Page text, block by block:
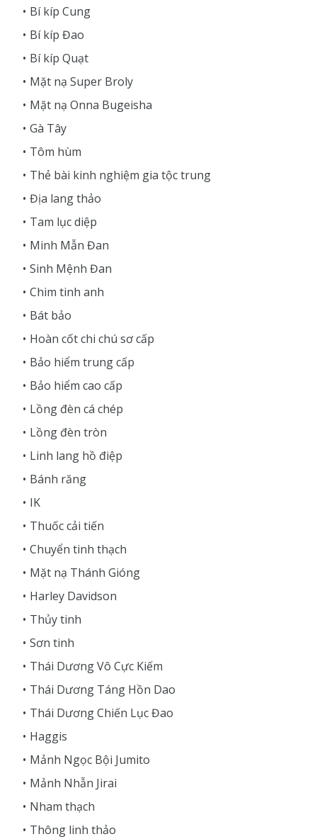
Bí kíp Cung
Bí kíp Đao
Bí kíp Quạt
Mặt nạ Super Broly
Mặt nạ Onna Bugeisha
Gà Tây
Tôm hùm
Thẻ bài kinh nghiệm gia tộc trung
Địa lang thảo
Tam lục diệp
Minh Mẫn Đan
Sinh Mệnh Đan
Chim tinh anh
Bát bảo
Hoàn cốt chi chú sơ cấp
Bảo hiểm trung cấp
Bảo hiểm cao cấp
Lồng đèn cá chép
Lồng đèn tròn
Linh lang hồ điệp
Bánh răng
IK
Thuốc cải tiến
Chuyển tinh thạch
Mặt nạ Thánh Gióng
Harley Davidson
Thủy tinh
Sơn tinh
Thái Dương Vô Cực Kiếm
Thái Dương Táng Hồn Dao
Thái Dương Chiến Lục Đao
Haggis
Mảnh Ngọc Bội Jumito
Mảnh Nhẫn Jirai
Nham thạch
Thông linh thảo